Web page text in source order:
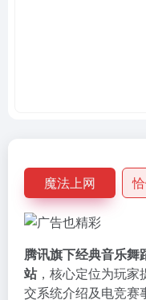
魔法上网
腾讯旗下经典音乐舞
站，核心定位为玩家
交系统介绍及电竞赛